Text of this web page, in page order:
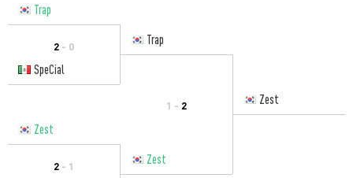
Trap
2 - 0
Trap
SpeCial
1 - 2
Zest
Zest
2 - 1
Zest